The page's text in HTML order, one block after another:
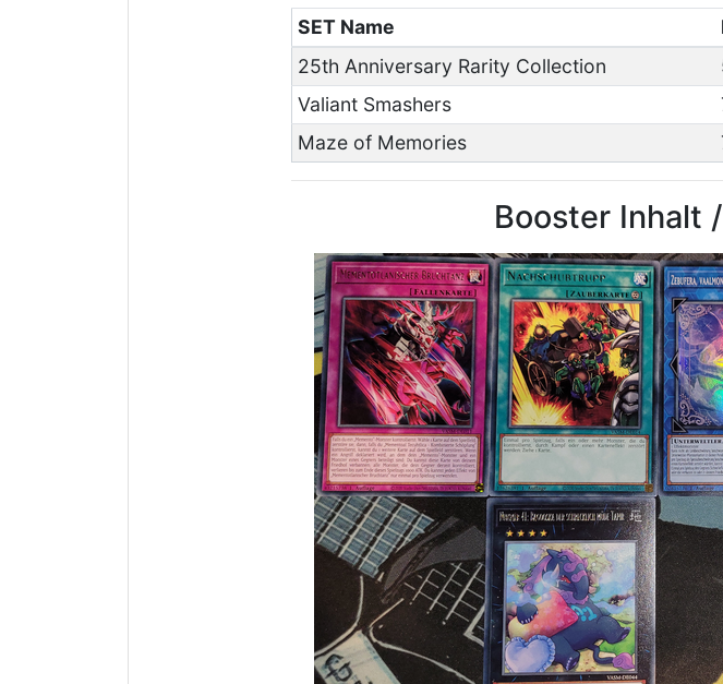
SET Name
25th Anniversary Rarity Collection
Valiant Smashers
Maze of Memories
Booster Inhalt